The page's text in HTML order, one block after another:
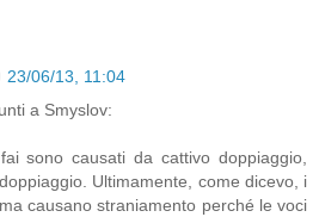
23/06/13, 11:04
a Smyslov:
sono causati da cattivo doppiaggio,
Ultimamente, come dicevo, i
causano straniamento perché le voci